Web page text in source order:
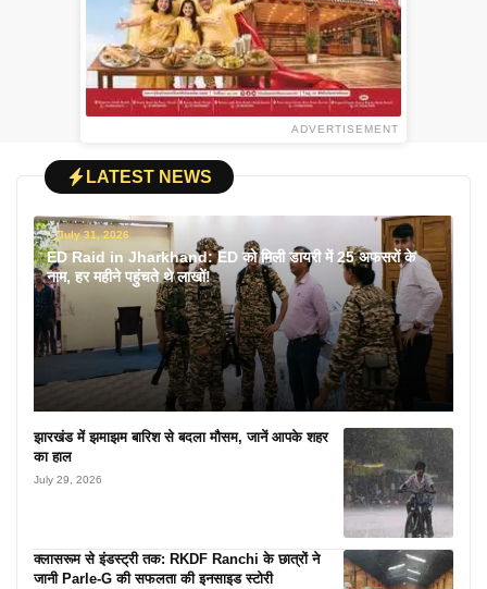
ADVERTISEMENT
LATEST NEWS
July 31, 2026
ED Raid in Jharkhand: ED को मिली डायरी में 25 अफसरों के
नाम, हर महीने पहुंचते थे लाखों!
झारखंड में झमाझम बारिश से बदला मौसम, जानें आपके शहर
का हाल
July 29, 2026
क्लासरूम से इंडस्ट्री तक: RKDF Ranchi के छात्रों ने
जानी Parle-G की सफलता की इनसाइड स्टोरी